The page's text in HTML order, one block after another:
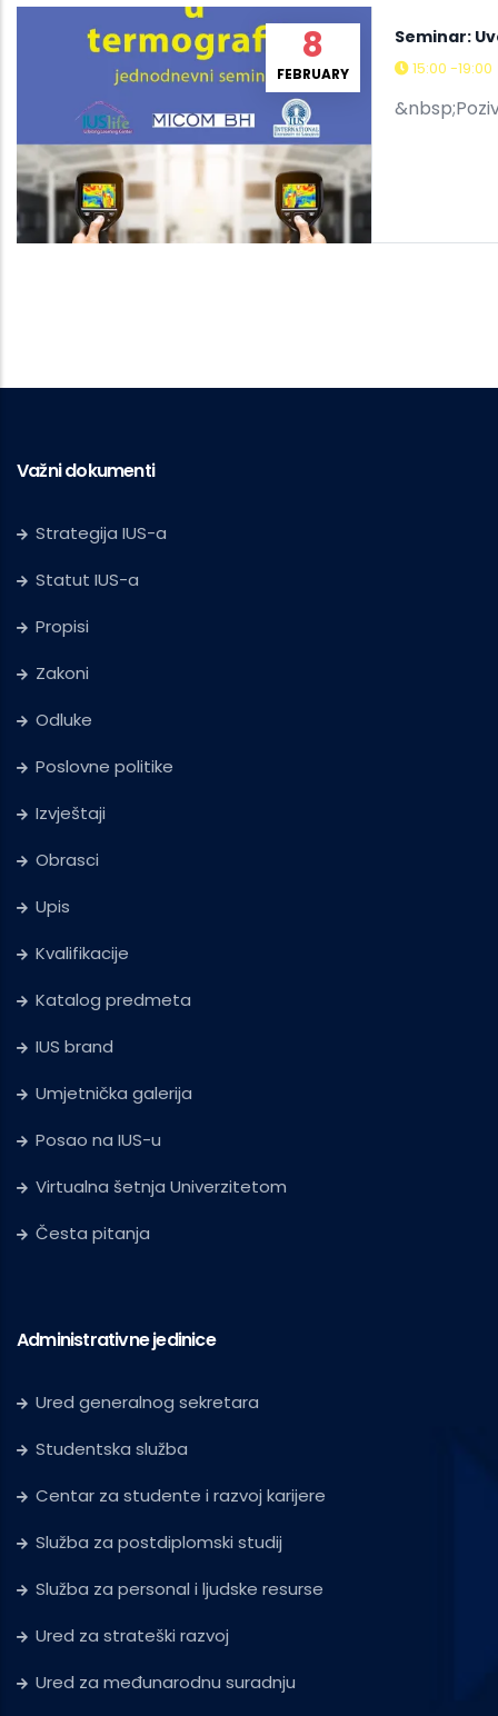
8
FEBRUARY
Seminar:
15:00 -19:00
Važni dokumenti
Strategija IUS-a
Statut IUS-a
Propisi
Zakoni
Odluke
Poslovne politike
Izvještaji
Obrasci
Upis
Kvalifikacije
Katalog predmeta
IUS brand
Umjetnička galerija
Posao na IUS-u
Virtualna šetnja Univerzitetom
Česta pitanja
Administrativne jedinice
Ured generalnog sekretara
Studentska služba
Centar za studente i razvoj karijere
Služba za postdiplomski studij
Služba za personal i ljudske resurse
Ured za strateški razvoj
Ured za međunarodnu suradnju